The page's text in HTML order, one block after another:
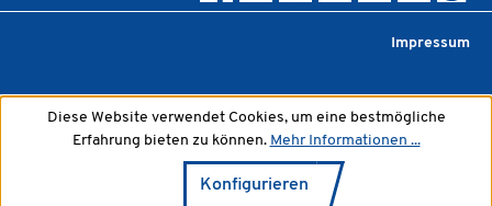
Impressum
Diese Website verwendet Cookies, um eine bestmögliche
Erfahrung bieten zu können. Mehr Informationen ...
Konfigurieren